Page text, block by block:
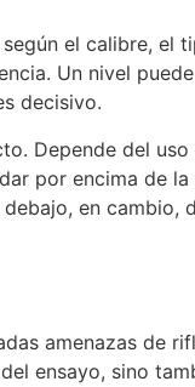
el calibre, el
Un nivel
decisivo.
Depende del
por encima de
en cambio,
amenazas de
ensayo, sino